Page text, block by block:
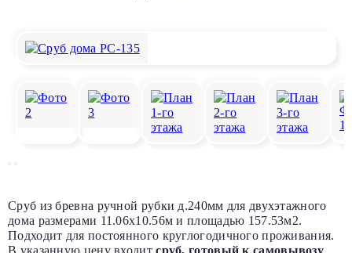
Сруб из бревна ручной рубки д.240мм для двухэтажного
дома размерами 11.06х10.56м и площадью 157.53м2.
Подходит для постоянного круглогодичного проживания.
В указанную цену входитсруб, готовый к самовывозу.